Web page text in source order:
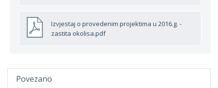
Izvjestaj o provedenim projektima u 2016.g. -
zastita okolisa.pdf
Povezano